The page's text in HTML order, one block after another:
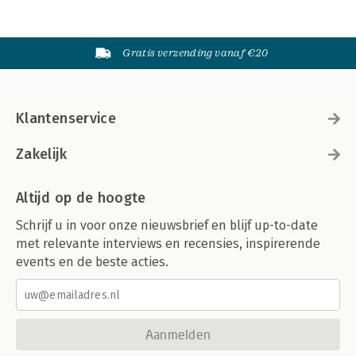
Gratis verzending vanaf €20
Klantenservice
Zakelijk
Altijd op de hoogte
Schrijf u in voor onze nieuwsbrief en blijf up-to-date
met relevante interviews en recensies, inspirerende
events en de beste acties.
Aanmelden